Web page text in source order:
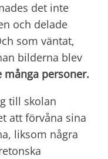
det inte
och delade
som väntat,
bilderna blev
många personer.
till skolan
att förvåna sina
liksom några